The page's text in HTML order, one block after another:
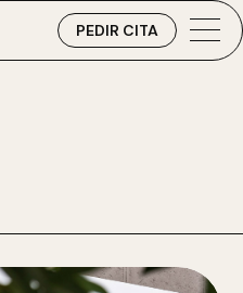
PEDIR CITA